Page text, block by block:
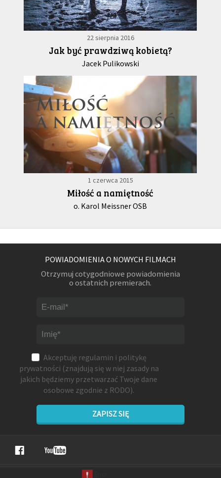
22 sierpnia 2016
Jak być prawdziwą kobietą?
Jacek Pulikowski
1 czerwca 2015
Miłość a namiętność
o. Karol Meissner OSB
POWIADOMIENIA O NOWYCH FILMACH
Otrzymuj cotygodniowe powiadomienia
o ostatnich premierach.
Akceptuję regulamin i politykę
prywatności (znajdują się w niej zasady na
jakich będziemy przetwarzać Twoje dane
osobowe zgodnie z RODO).
ZAPISZ SIĘ